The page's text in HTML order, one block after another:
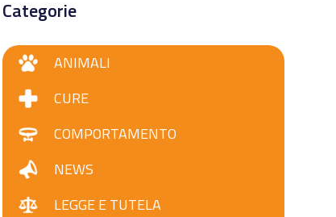
Categorie
ANIMALI
CURE
COMPORTAMENTO
NEWS
LEGGE E TUTELA